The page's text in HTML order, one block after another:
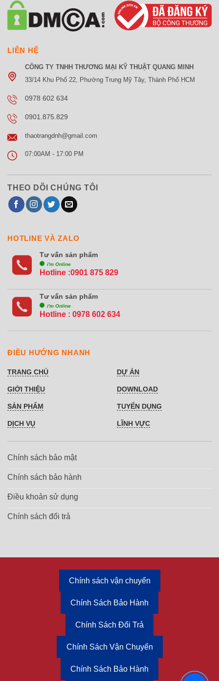
LIÊN HỆ
CÔNG TY TNHH THƯƠNG MẠI KỸ THUẬT QUANG MINH
33/14 Khu Phố 22, Phường Trung Mỹ Tây, Thành Phố HCM
0978 602 634
0901.875.829
thaotrangdnh@gmail.com
07:00AM - 17:00 PM
THEO DÕI CHÚNG TÔI
HOTLINE VÀ ZALO
Tư vấn sản phẩm
i'm Online
Hotline :0901 875 829
Tư vấn sản phẩm
i'm Online
Hotline : 0978 602 634
ĐIỀU HƯỚNG NHANH
TRANG CHỦ
GIỚI THIỆU
SẢN PHẨM
DỊCH VỤ
DỰ ÁN
DOWNLOAD
TUYỂN DỤNG
LĨNH VỰC
Chính sách bảo mật
Chính sách bảo hành
Điều khoản sử dụng
Chính sách đổi trả
Chính sách vận chuyển
Chính Sách Bảo Hành
Chính Sách Đổi Trả
Chính Sách Vận Chuyển
Chính Sách Bảo Hành